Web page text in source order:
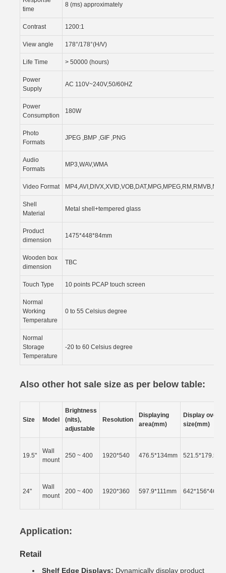
time
8 (ms) approximately
Contrast 1200:1
View angle 178°/178°(H/V)
Life Time > 50000 (hours)
Power
Supply
AC 110V~240V,50/60HZ
Power
Consumption
180W
Photo
Formats
JPEG ,BMP ,GIF ,PNG
Audio
Formats
MP3,WAV,WMA
Video Format
Shell
Material
Metal shell+tempered glass
Product
dimension
1475*448*84mm
Wooden box
dimension
TBC
Touch Type 10 points PCAP touch screen
Normal
Working
Temperature
0 to 55 Celsius degree
Normal
Storage
Temperature
-20 to 60 Celsius degree
Also other hot sale size as per below table:
Size Model
Brightness
(nits),
adjustable
Resolution
Displaying
area(mm)
Display overall
size(mm)
19.5"
Wall
mount
250 ~ 400 1920*540 476.5*134mm
24"
Wall
mount
200 ~ 400 1920*360 597.9*111mm
Application:
Retail
Shelf Edge Displays: Dynamically display product